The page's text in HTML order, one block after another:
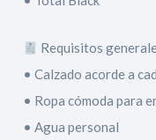
Requisitos
• Calzado acorde a
• Ropa cómoda para
• Agua personal